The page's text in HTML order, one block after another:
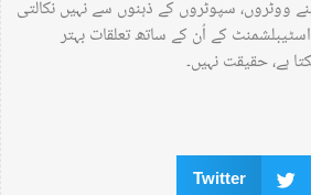
ووٹروں، سپوٹروں کے ذہنوں سے نہیں نکالتی
کے اُن کے ساتھ تعلقات بہتر
ہے، حقیقت نہیں۔
Twitter